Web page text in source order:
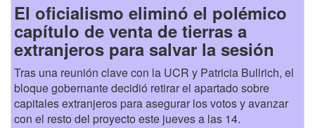
El oficialismo eliminó el polémico
capítulo de venta de tierras a
extranjeros para salvar la sesión
Tras una reunión clave con la UCR y Patricia Bullrich, el
bloque gobernante decidió retirar el apartado sobre
capitales extranjeros para asegurar los votos y avanzar
con el resto del proyecto este jueves a las 14.